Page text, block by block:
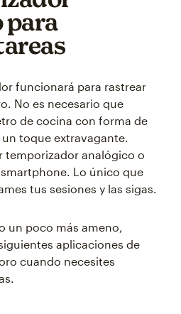
para
funcionará para rastrear
No es necesario que
de cocina con forma de
toque extravagante.
temporizador analógico o
Lo único que
tus sesiones y las sigas.
un poco más ameno,
aplicaciones de
cuando necesites